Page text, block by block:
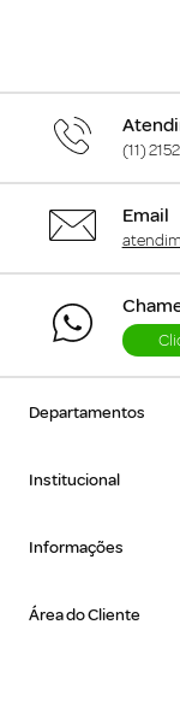
(11)
Email
Departamentos
Institucional
Informações
Área do Cliente